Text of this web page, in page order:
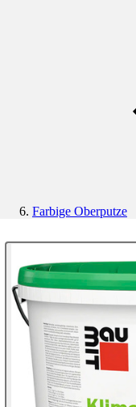
Farbige Oberputze